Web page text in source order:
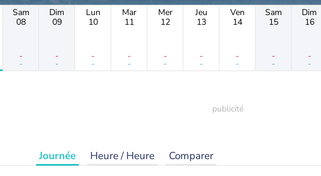
Sam
08
-
-
Dim
09
-
-
Lun
10
-
-
Mar
11
-
-
Mer
12
-
-
Jeu
13
-
-
Ven
14
-
-
Sam
15
-
-
Dim
16
-
-
Journée Heure / Heure Comparer